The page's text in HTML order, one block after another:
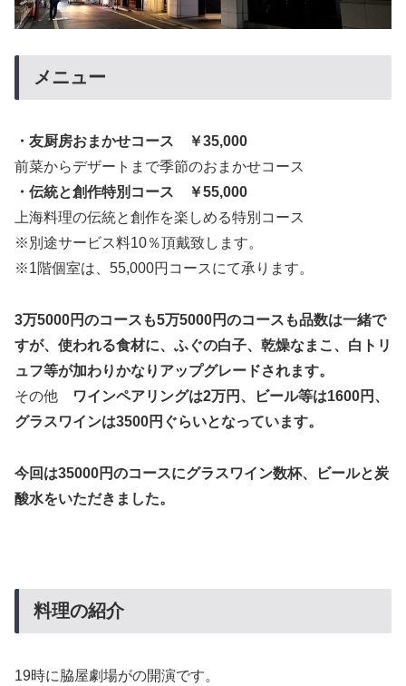
メニュー
・友厨房おまかせコース ￥35,000
前菜からデザートまで季節のおまかせコース
・伝統と創作特別コース ￥55,000
上海料理の伝統と創作を楽しめる特別コース
※別途サービス料10％頂戴致します。
※1階個室は、55,000円コースにて承ります。
3万5000円のコースも5万5000円のコースも品数は一緒で
すが、使われる食材に、ふぐの白子、乾燥なまこ、白トリ
ュフ等が加わりかなりアップグレードされます。
その他
ワインペアリングは2万円、ビール等は1600円、
グラスワインは3500円ぐらいとなっています。
今回は35000円のコースにグラスワイン数杯、ビールと炭
酸水をいただきました。
料理の紹介
19時に脇屋劇場がの開演です。